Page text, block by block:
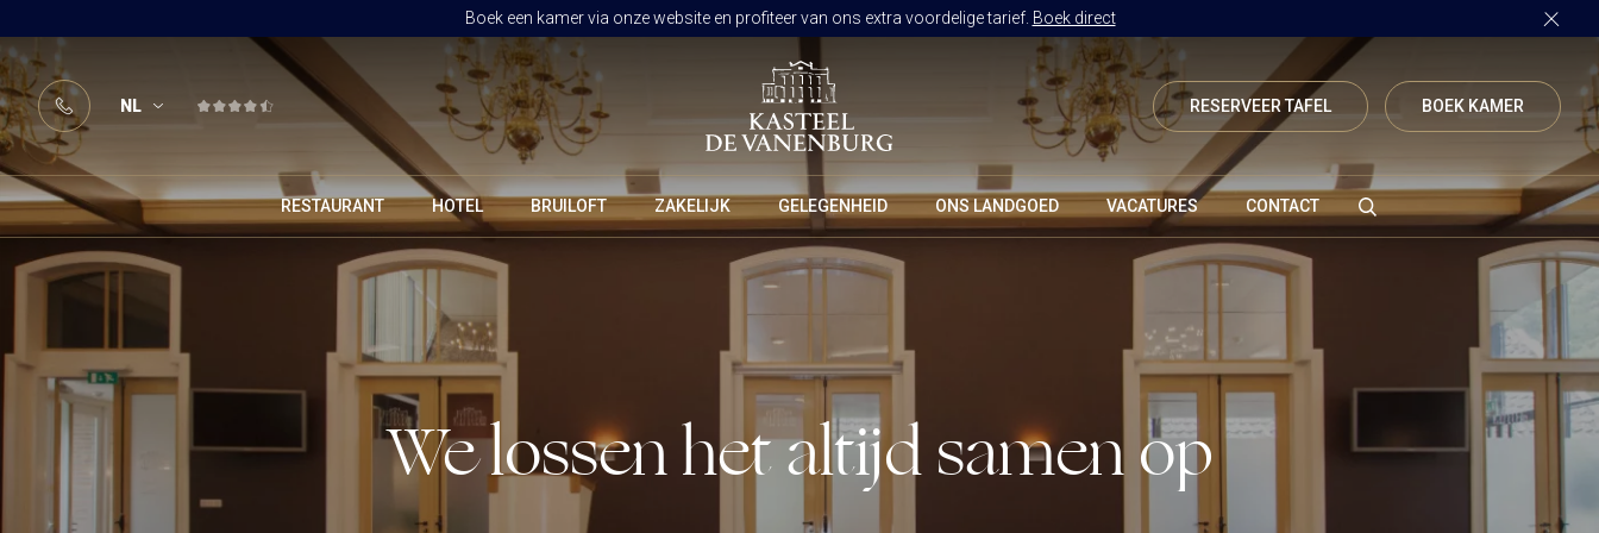
Boek een kamer via onze website en profiteer van ons extra voordelige tarief. Boek direct
NL RESERVEER TAFEL BOEK KAMER
RESTAURANT HOTEL BRUILOFT ZAKELIJK GELEGENHEID ONS LANDGOED VACATURES CONTACT
RESTAURANT DE VANENBURG
BRASSERIE DE HOEVE
CULINAIR GENIETEN ARRANGEMENT
KAMERS
ARRANGEMENTEN
Vanenburgerallee 13
3882 RH Putten
Route plannen
info@vanenburg.nl
We lossen het altijd samen op